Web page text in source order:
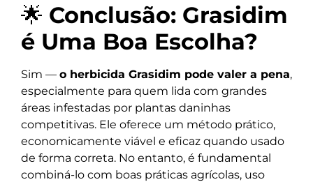
🌟 Conclusão: Grasidim
é Uma Boa Escolha?
Sim — o herbicida Grasidim pode valer a pena,
especialmente para quem lida com grandes
áreas infestadas por plantas daninhas
competitivas. Ele oferece um método prático,
economicamente viável e eficaz quando usado
de forma correta. No entanto, é fundamental
combiná-lo com boas práticas agrícolas, uso